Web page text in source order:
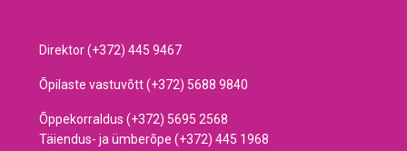
Direktor (+372) 445 9467
Õpilaste vastuvõtt (+372) 5688 9840
Õppekorraldus (+372) 5695 2568
Täiendus- ja ümberõpe (+372) 445 1968